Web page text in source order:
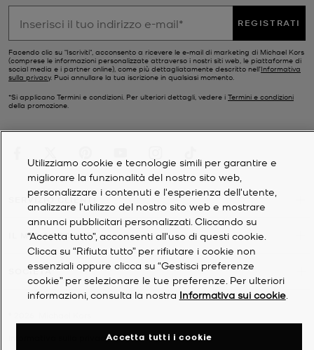
REGISTRATI
Facendo clic su "Iscriviti", acconsento a ricevere le e-mail di marketing di Michael Kors
(comprese le informazioni personalizzate attraverso i nostri siti web, le piattaforme di
social media e i partner online), come più dettagliatamente descritto nell’Informativa
sulla privacy. Puoi annullare la tua iscrizione in qualsiasi momento.
*Si applicano Termini e condizioni. Per ulteriori dettagli, vedere i Termini e condizioni
della promozione.
SERVIZIO CLIENTI
IL MIO ACCOUNT
SOCIETÀ
Informativa sulla privacy
Utilizziamo cookie e tecnologie simili per garantire e
migliorare la funzionalità del nostro sito web,
personalizzare i contenuti e l'esperienza dell'utente,
analizzare l'utilizzo del nostro sito web e mostrare
annunci pubblicitari personalizzati. Cliccando su
“Accetta tutto”, acconsenti all'uso di questi cookie.
Clicca su “Rifiuta tutto” per rifiutare i cookie non
essenziali oppure clicca su “Gestisci preferenze
cookie” per selezionare le tue preferenze. Per ulteriori
informazioni, consulta la nostra Informativa sui cookie.
Accetta tutti i cookie